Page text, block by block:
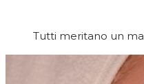
Tutti meritano un